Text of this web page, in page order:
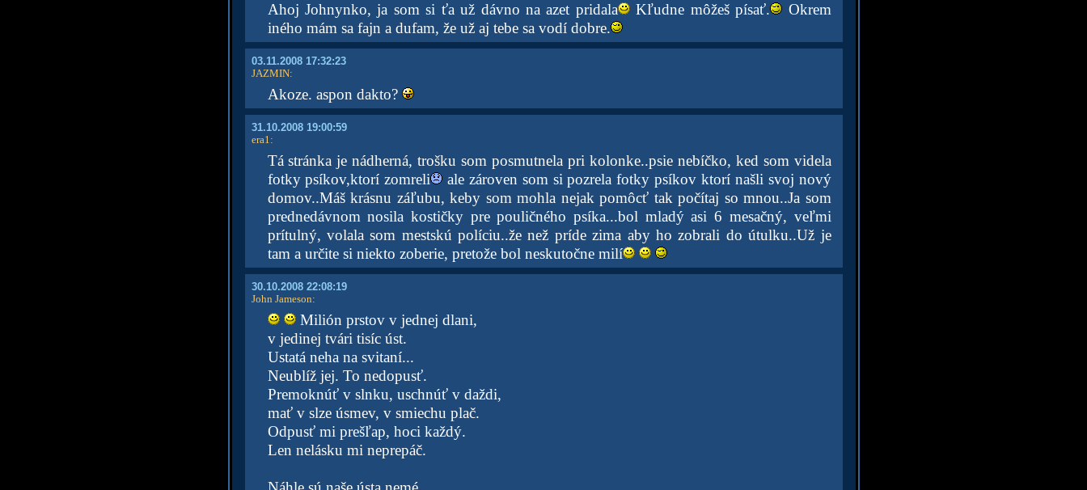
Ahoj Johnynko, ja som si ťa už dávno na azet pridala Kľudne môžeš písať.
Okrem
iného mám sa fajn a dufam, že už aj tebe sa vodí dobre.
03.11.2008 17:32:23
JAZMIN:
Akoze. aspon dakto?
31.10.2008 19:00:59
era1:
Tá stránka je nádherná, trošku som posmutnela pri kolonke..psie nebíčko, ked som videla
fotky psíkov,ktorí zomreli
ale zároven som si pozrela fotky psíkov ktorí našli svoj nový
domov..Máš krásnu záľubu, keby som mohla nejak pomôcť tak počítaj so mnou..Ja som
prednedávnom nosila kostičky pre pouličného psíka...bol mladý asi 6 mesačný, veľmi
prítulný, volala som mestskú políciu..že než príde zima aby ho zobrali do útulku..Už je
tam a určite si niekto zoberie, pretože bol neskutočne milí
30.10.2008 22:08:19
John Jameson:
Milión prstov v jednej dlani,
v jedinej tvári tisíc úst.
Ustatá neha na svitaní...
Neublíž jej. To nedopusť.
Premoknúť v slnku, uschnúť v daždi,
mať v slze úsmev, v smiechu plač.
Odpusť mi prešľap, hoci každý.
Len nelásku mi neprepáč.